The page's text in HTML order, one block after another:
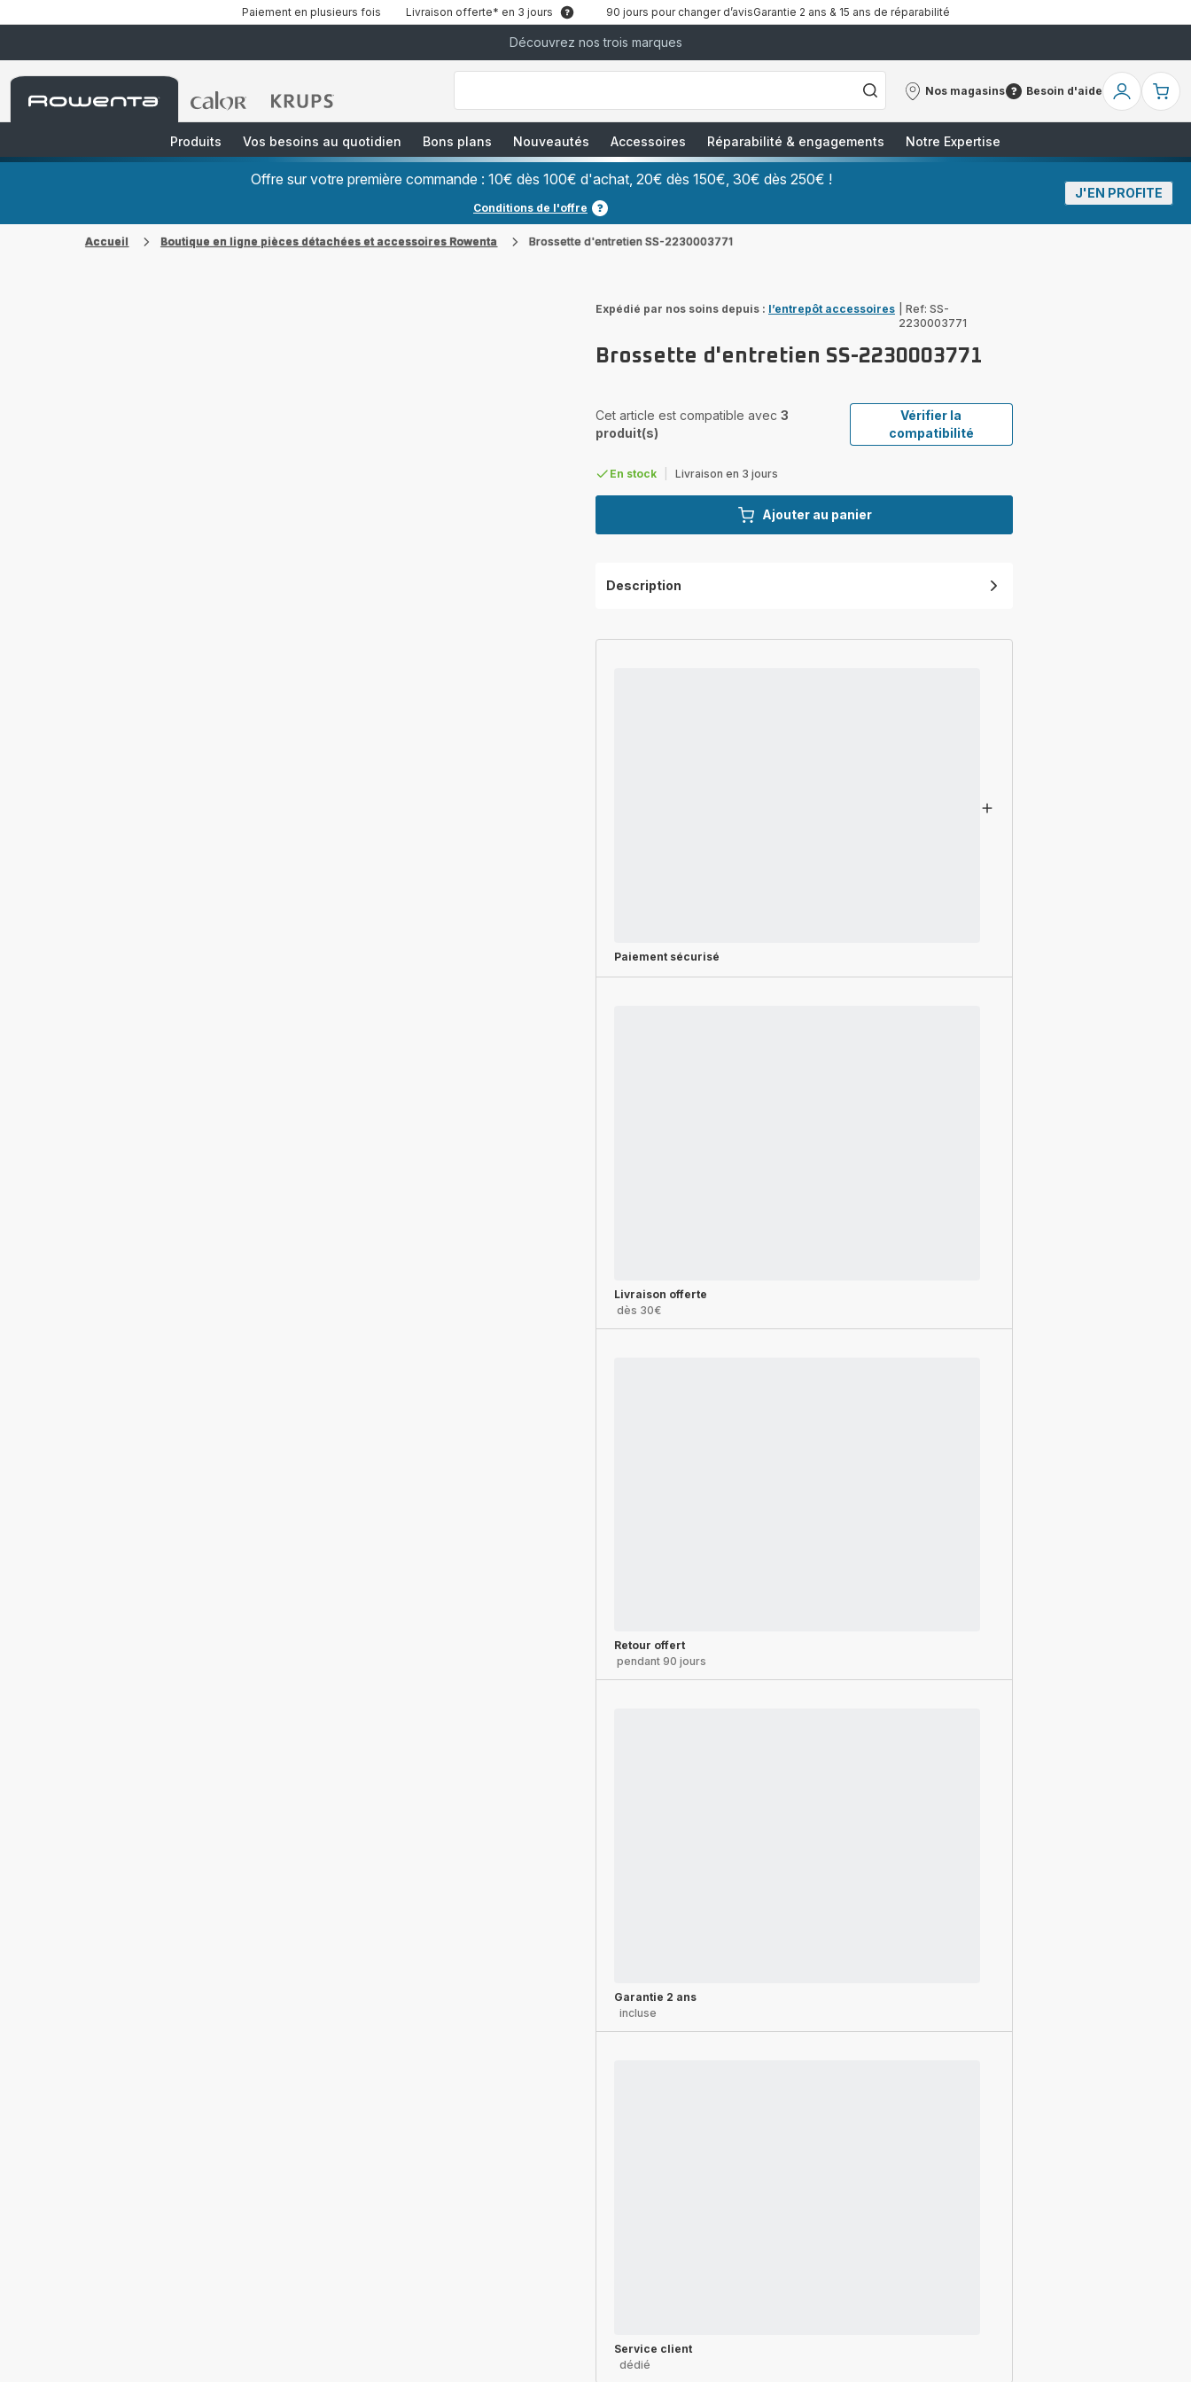
Paiement en plusieurs fois Livraison offerte* en 3 jours 90 jours pour changer d’avisGarantie 2 ans & 15 ans de réparabilité
Découvrez nos trois marques
Accueil
Rowenta
Accueil
Accueil
["Que
recherchez-
Café
Grains","Centrales
Vapeurs","Sèche
Nos magasins
Nos
Besoin d'aide
Besoin
Mon
Produits
Vos besoins au quotidien Bons plans Nouveautés Accessoires Réparabilité & engagements Notre Expertise
Offre sur votre première commande : 10€ dès 100€ d'achat, 20€ dès 150€, 30€ dès 250€ !
Conditions de l'offre
J'EN PROFITE
Accueil Boutique en ligne pièces détachées et accessoires Rowenta Brossette d'entretien SS-2230003771
Expédié par nos soins depuis : l’entrepôt accessoires
Ref: SS-
2230003771
Brossette d'entretien SS-2230003771
Cet article est compatible avec 3
produit(s)
Vérifier la
compatibilité
En stock Livraison en 3 jours
Ajouter au panier
Description
Paiement sécurisé
Livraison offerte
dès 30€
Retour offert
pendant 90 jours
Garantie 2 ans
incluse
Service client
dédié